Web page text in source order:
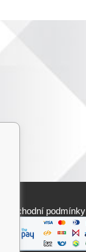
Obchodní podmínky